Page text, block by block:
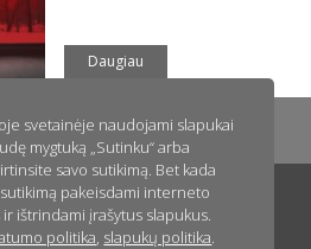
svetainėje naudojami slapukai
mygtuką „Sutinku“ arba
savo sutikimą. Bet kada
pakeisdami interneto
ištrindami įrašytus slapukus.
politika, slapukų politika.
Daugiau
Naujienos
Greitai kinuose